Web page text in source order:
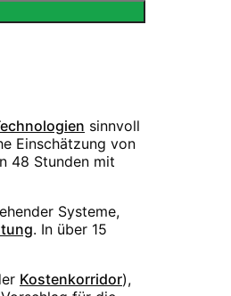
sinnvoll
Einschätzung von
48 Stunden mit
Systeme,
. In über 15
Kostenkorridor),